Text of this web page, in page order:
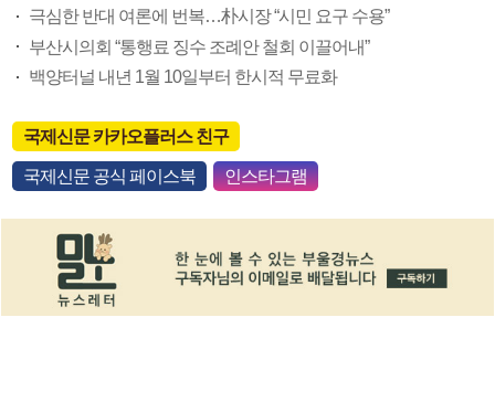
극심한 반대 여론에 번복…朴시장 “시민 요구 수용”
부산시의회 “통행료 징수 조례안 철회 이끌어내”
백양터널 내년 1월 10일부터 한시적 무료화
국제신문 카카오플러스 친구
국제신문 공식 페이스북 인스타그램